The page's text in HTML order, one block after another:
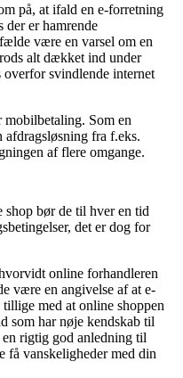
på, at ifald en e-forretning
der er hamrende
være en varsel om en
alt dækket ind under
overfor svindlende internet
Som en
fra f.eks.
af flere omgange.
bør de til hver en tid
det er dog for
online forhandleren
være en angivelse af at e-
med at online shoppen
som har nøje kendskab til
en rigtig god anledning til
få vanskeligheder med din